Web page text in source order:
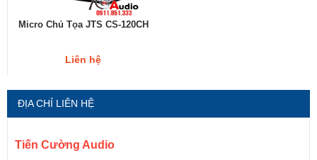
Micro Chủ Tọa JTS CS-120CH
Liên hệ
ĐỊA CHỈ LIÊN HỆ
Tiến Cường Audio